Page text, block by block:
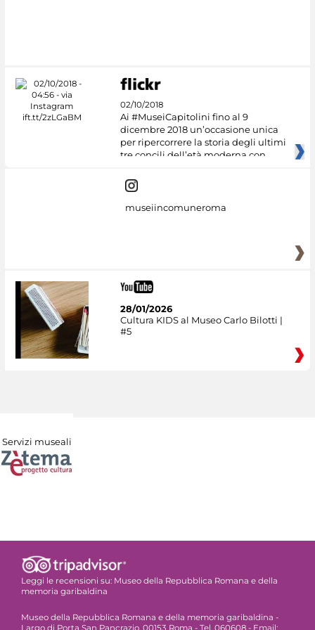
02/10/2018
Ai #MuseiCapitolini fino al 9
dicembre 2018 un’occasione unica
per ripercorrere la storia degli ultimi
tre concili dell’età moderna con
museiincomuneroma
28/01/2026
Cultura KIDS al Museo Carlo Bilotti |
#5
Servizi museali
Leggi le recensioni su: Museo della Repubblica Romana e della
memoria garibaldina
Museo della Repubblica Romana e della memoria garibaldina -
Largo di Porta San Pancrazio, 00153 Roma - Tel. 060608 - Email: